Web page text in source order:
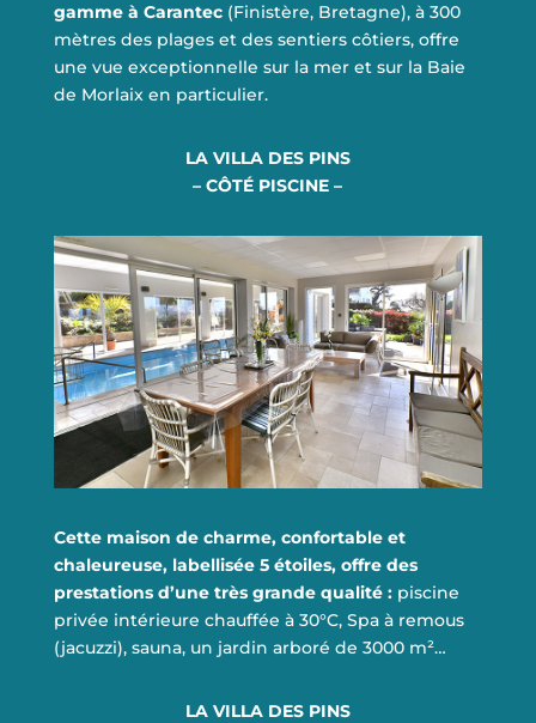
gamme à Carantec(Finistère, Bretagne), à 300
mètres des plages et des sentiers côtiers, offre
une vue exceptionnelle sur la mer et sur la Baie
de Morlaix en particulier.
LA VILLA DES PINS
– CÔTÉ PISCINE –
EN SAVOIR PLUS
Cette maison de charme, confortable et
chaleureuse, labellisée 5 étoiles, offre des
prestations d’une très grande qualité :piscine
privée intérieure chauffée à 30°C, Spa à remous
(jacuzzi), sauna, un jardin arboré de 3000 m²…
LA VILLA DES PINS